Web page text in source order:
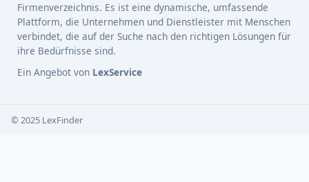
Firmenverzeichnis. Es ist eine dynamische, umfassende
Plattform, die Unternehmen und Dienstleister mit Menschen
verbindet, die auf der Suche nach den richtigen Lösungen für
ihre Bedürfnisse sind.
Ein Angebot von LexService
© 2025 LexFinder